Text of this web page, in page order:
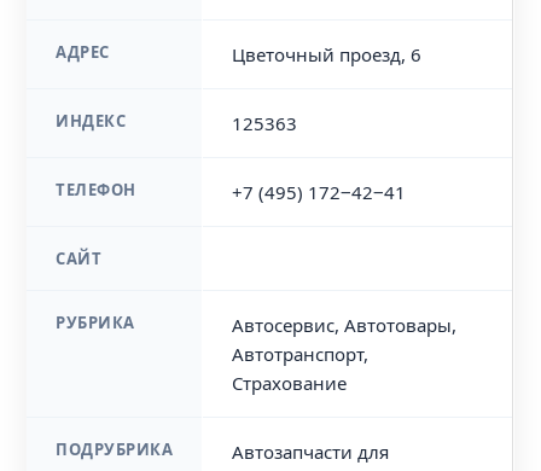
АДРЕС Цветочный проезд, 6
ИНДЕКС 125363
ТЕЛЕФОН +7 (495) 172‒42‒41
САЙТ
РУБРИКА
Автосервис, Автотовары,
Автотранспорт,
Страхование
ПОДРУБРИКА
Автозапчасти для